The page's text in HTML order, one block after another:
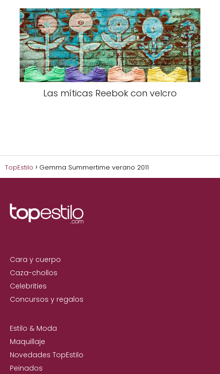
Las míticas Reebok con velcro
TopEstilo Gemma Summertime verano 2011
Cara y cuerpo
Caza-chollos
Celebrities
Concursos y regalos
Estilo & Moda
Maquillaje
Novedades TopEstilo
Peinados